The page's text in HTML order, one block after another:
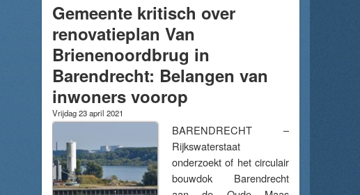
Gemeente kritisch over
renovatieplan Van
Brienenoordbrug in
Barendrecht: Belangen van
inwoners voorop
Vrijdag 23 april 2021
BARENDRECHT –
Rijkswaterstaat
onderzoekt of het circulair
bouwdok Barendrecht